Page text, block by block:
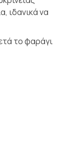
ιδανικά να
το φαράγι